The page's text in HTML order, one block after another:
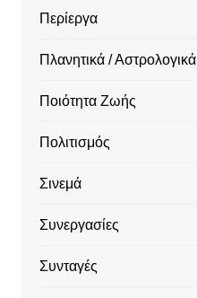
Περίεργα
Πλανητικά / Αστρολογικά
Ποιότητα Ζωής
Πολιτισμός
Σινεμά
Συνεργασίες
Συνταγές